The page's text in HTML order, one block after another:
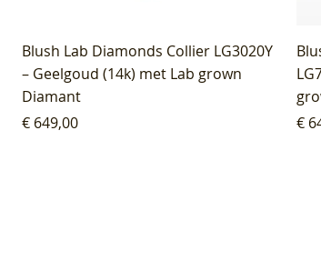
Blush Lab Diamonds Collier LG3020Y
– Geelgoud (14k) met Lab grown
Diamant
Prijs
€ 649,00 €